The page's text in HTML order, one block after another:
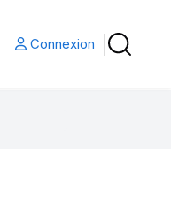
Connexion